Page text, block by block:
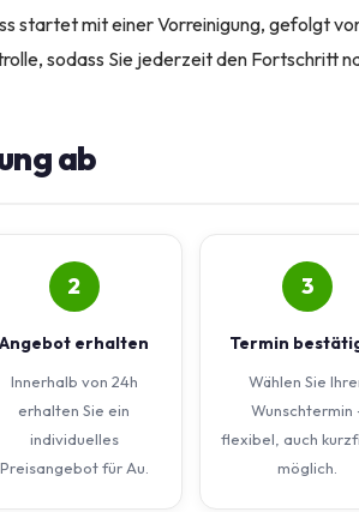
startet mit einer Vorreinigung, gefolgt
sodass Sie jederzeit den Fortschritt
ab
2
Angebot erhalten
Innerhalb von 24h
erhalten Sie ein
individuelles
Preisangebot für Au.
3
Termin
Wählen Sie
Wunschtermin
flexibel, auch
möglich.